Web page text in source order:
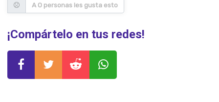
A 0 personas les gusta esto
¡Compártelo en tus redes!